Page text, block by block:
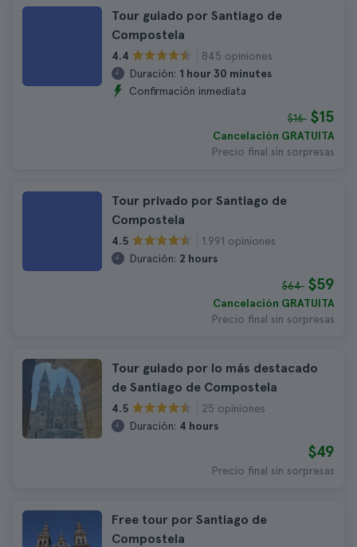
Tour guiado por Santiago de
Compostela
4.4
845 opiniones
Duración: 1 hour 30 minutes
Confirmación inmediata
$16 $15
Cancelación GRATUITA
Precio final sin sorpresas
Tour privado por Santiago de
Compostela
4.5
1.991 opiniones
Duración: 2 hours
$64 $59
Cancelación GRATUITA
Precio final sin sorpresas
Tour guiado por lo más destacado
de Santiago de Compostela
4.5
25 opiniones
Duración: 4 hours
$49
Precio final sin sorpresas
Free tour por Santiago de
Compostela